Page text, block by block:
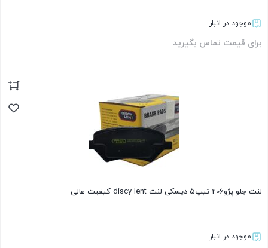
موجود در انبار
برای قیمت تماس بگیرید
لنت جلو پژو206 تیپ5 دیسکی لنت discy lent کیفیت عالی
موجود در انبار